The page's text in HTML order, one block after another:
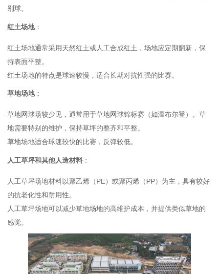
别球。
红土场地：
红土场地通常采用天然红土或人工合成红土，场地应定期翻新，保
持表面平整。
红土场地的特点是球速较慢，适合长期对抗性强的比赛。
草地场地：
草地网球场较少见，通常用于草地网球锦标赛（如温布尔登）。草
地需要特别的维护，保持草坪的整齐和平整。
草地场地适合球速较快的比赛，反弹较低。
人工草坪和其他人造材料 ：
人工草坪场地材料以聚乙烯（PE）或聚丙烯（PP）为主，具有较好
的抗老化性和耐用性。
人工草坪场地可以减少草地场地的高维护成本，并提供类似草地的
感觉。